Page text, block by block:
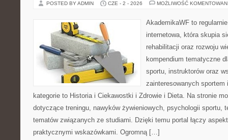
POSTED BY ADMIN CZE - 2 - 2026 MOŻLIWOŚĆ
AkademikaWF to
internetowa, która skupia
rehabilitacji oraz rozwoju
kompendium tematyczne
sportu, instruktorów oraz
zainteresowanych sportem
kategorie to Historia i Ciekawostki i Zdrowie i Dieta. Na stronie
dotyczące treningu, nawyków żywieniowych, psychologii sportu,
tematów związanych ze studiami. Dzięki temu portal łączy
praktycznymi wskazówkami. Ogromną […]